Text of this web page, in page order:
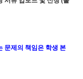
문제의 책임은 학생 본